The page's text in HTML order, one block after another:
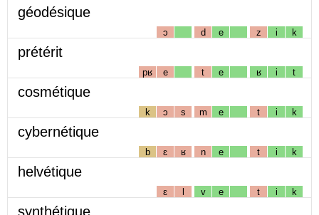
géodésique
ɔ d e z i k
prétérit
pʁ e t e ʁ i t
cosmétique
k ɔ s m e t i k
cybernétique
b ɛ ʁ n e t i k
helvétique
ɛ l v e t i k
synthétique